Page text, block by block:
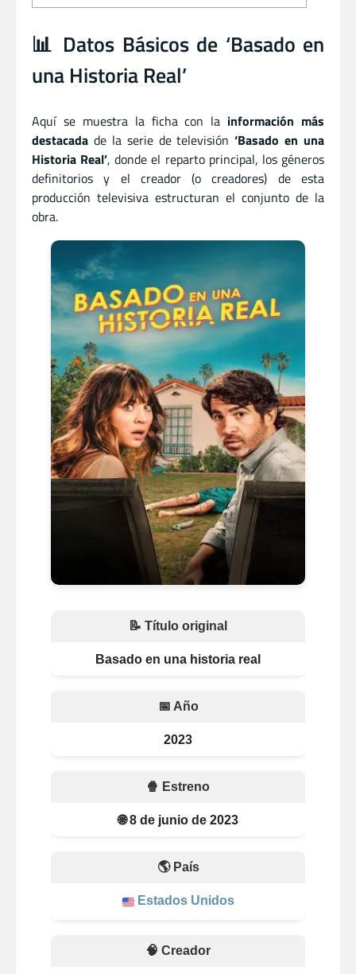
📊 Datos Básicos de ‘Basado en
una Historia Real’
Aquí se muestra la ficha con la información más
destacada de la serie de televisión‘Basado en una
Historia Real’, donde el reparto principal, los géneros
definitorios y el creador (o creadores) de esta
producción televisiva estructuran el conjunto de la
obra.
📝 Título original
Basado en una historia real
📅 Año
2023
🍿 Estreno
🌐 8 de junio de 2023
🌎 País
Estados Unidos
🧠 Creador